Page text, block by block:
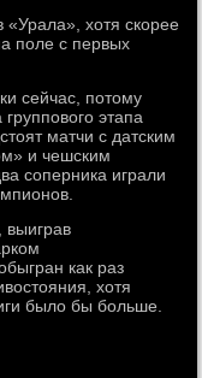
хотя скорее
поле с первых
сейчас, потому
этапа
матчи с датским
и чешским
соперника играли
выиграв
как раз
хотя
было бы больше.